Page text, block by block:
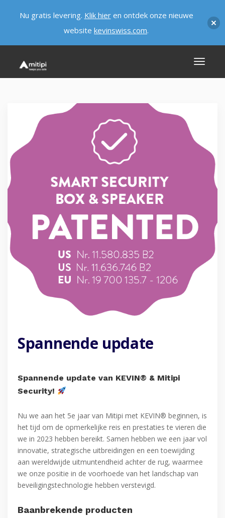
Spannende update
Spannende update van KEVIN® & Mitipi
Security!
Nu we aan het 5e jaar van Mitipi met KEVIN® beginnen, is
het tijd om de opmerkelijke reis en prestaties te vieren die
we in 2023 hebben bereikt. Samen hebben we een jaar vol
innovatie, strategische uitbreidingen en een toewijding
aan wereldwijde uitmuntendheid achter de rug, waarmee
we onze positie in de voorhoede van het landschap van
beveiligingstechnologie hebben verstevigd.
Baanbrekende producten
Nu gratis levering. Klik hieren ontdek onze nieuwe
website kevinswiss.com.